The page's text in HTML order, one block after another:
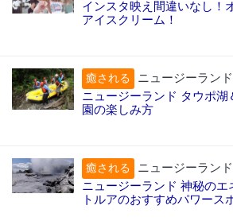
インスタ映え間違いなし！
アイスクリーム！
癒される
ニュージーランド
ニュージーランド タウポ湖
園の楽しみ方
癒される
ニュージーランド
ニュージーランド 神秘のエ
トルアのおすすめパワース